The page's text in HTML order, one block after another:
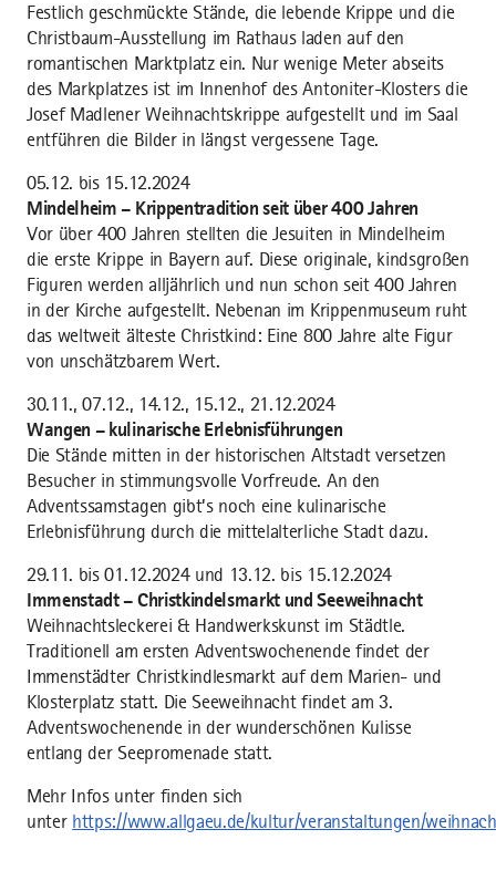
Festlich geschmückte Stände, die lebende Krippe und die
Christbaum-Ausstellung im Rathaus laden auf den
romantischen Marktplatz ein. Nur wenige Meter abseits
des Markplatzes ist im Innenhof des Antoniter-Klosters die
Josef Madlener Weihnachtskrippe aufgestellt und im Saal
entführen die Bilder in längst vergessene Tage.
05.12. bis 15.12.2024
Mindelheim – Krippentradition seit über 400 Jahren
Vor über 400 Jahren stellten die Jesuiten in Mindelheim
die erste Krippe in Bayern auf. Diese originale, kindsgroßen
Figuren werden alljährlich und nun schon seit 400 Jahren
in der Kirche aufgestellt. Nebenan im Krippenmuseum ruht
das weltweit älteste Christkind: Eine 800 Jahre alte Figur
von unschätzbarem Wert.
30.11., 07.12., 14.12., 15.12., 21.12.2024
Wangen – kulinarische Erlebnisführungen
Die Stände mitten in der historischen Altstadt versetzen
Besucher in stimmungsvolle Vorfreude. An den
Adventssamstagen gibt’s noch eine kulinarische
Erlebnisführung durch die mittelalterliche Stadt dazu.
29.11. bis 01.12.2024 und 13.12. bis 15.12.2024
Immenstadt – Christkindelsmarkt und Seeweihnacht
Weihnachtsleckerei & Handwerkskunst im Städtle.
Traditionell am ersten Adventswochenende findet der
Immenstädter Christkindlesmarkt auf dem Marien- und
Klosterplatz statt. Die Seeweihnacht findet am 3.
Adventswochenende in der wunderschönen Kulisse
entlang der Seepromenade statt.
Mehr Infos unter finden sich
unter https://www.allgaeu.de/kultur/veranstaltungen/